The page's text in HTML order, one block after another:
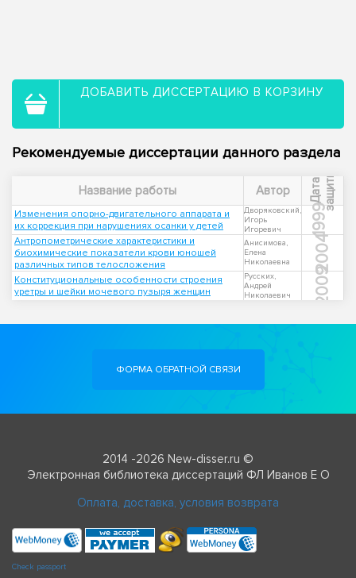
ДОБАВИТЬ ДИССЕРТАЦИЮ В КОРЗИНУ
Рекомендуемые диссертации данного раздела
Название работы Автор Д
а
т
а
з
а
щ
и
т ы
Изменения опорно-двигательного аппарата и
их коррекция при нарушениях осанки у детей
Дворяковский,
Игорь
Игоревич
1999
Антропометрические характеристики и
биохимические показатели крови юношей
различных типов телосложения
Анисимова,
Елена
Николаевна
2004
Конституциональные особенности строения
уретры и шейки мочевого пузыря женщин
Русских,
Андрей
Николаевич
2009
ФОРМА ОБРАТНОЙ СВЯЗИ
2014 -2026 New-disser.ru ©
Электронная библиотека диссертаций ФЛ Иванов Е О
Оплата, доставка, условия возврата
Check passport